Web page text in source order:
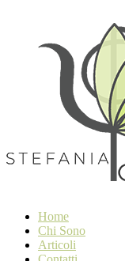
Home
Chi Sono
Articoli